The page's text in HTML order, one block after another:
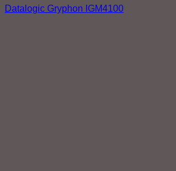
Datalogic Gryphon IGM4100